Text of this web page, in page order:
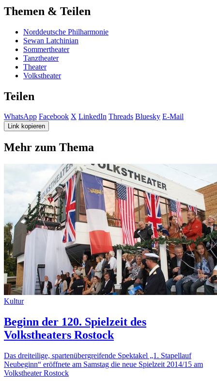
Themen & Teilen
Norddeutsche Philharmonie
Sewan Latchinian
Sommertheater
Tanztheater
Theater
Volkstheater
Teilen
WhatsApp Facebook X LinkedIn Threads Bluesky E-Mail
Link kopieren
Mehr zum Thema
Kultur
Beginn der 120. Spielzeit des
Volkstheaters Rostock
Das dreiteilige, spartenübergreifende Spektakel „1. Stapellauf
Neubeginn“ eröffnete am Samstag die neue Spielzeit 2014/15 am
Volkstheater Rostock